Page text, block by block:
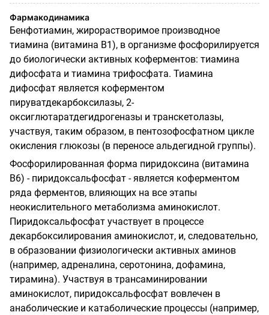
Фармакодинамика
Бенфотиамин, жирорастворимое производное
тиамина (витамина В1), в организме фосфорилируется
до биологически активных коферментов: тиамина
дифосфата и тиамина трифосфата. Тиамина
дифосфат является коферментом
пируватдекарбоксилазы, 2-
оксиглютаратдегидрогеназы и транскетолазы,
участвуя, таким образом, в пентозофосфатном цикле
окисления глюкозы (в переносе альдегидной группы).
Фосфорилированная форма пиридоксина (витамина
В6) - пиридоксальфосфат - является коферментом
ряда ферментов, влияющих на все этапы
неокислительного метаболизма аминокислот.
Пиридоксальфосфат участвует в процессе
декарбоксилирования аминокислот, и, следовательно,
в образовании физиологически активных аминов
(например, адреналина, серотонина, дофамина,
тирамина). Участвуя в трансаминировании
аминокислот, пиридоксальфосфат вовлечен в
анаболические и катаболические процессы (например,